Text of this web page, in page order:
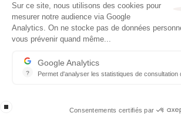
Copyright © 2026 - Tous droits réservés
Qui sommes-nous ?
Contact
Mentions légales
Sur ce site, nous utilisons des cookies pour
mesurer notre audience via Google
Analytics. On ne stocke pas de données
vous prévenir quand même...
?
Google Analytics
Permet d'analyser les statistiques de consultation
stop loading Consentements certifiés par